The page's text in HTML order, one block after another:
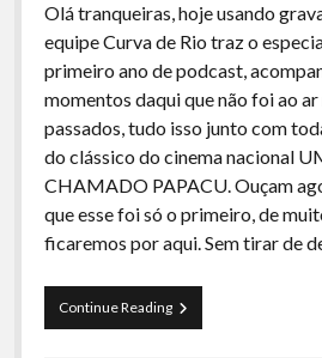
Arquivo CDR
Papo Tranqueira
A Ripa É a Lei
Especiais
Preliminares
Olá tranqueiras, hoje usando
equipe Curva de Rio traz o
primeiro ano de podcast,
momentos daqui que não foi ao
passados, tudo isso junto com
do clássico do cinema nacional
CHAMADO PAPACU. Ouçam
que esse foi só o primeiro, de
ficaremos por aqui. Sem tirar de
Continue ReadingCurva
de